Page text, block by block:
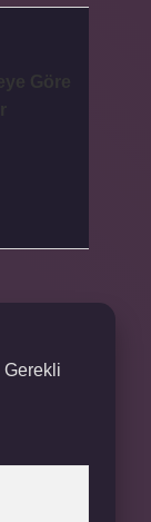
Gerekli